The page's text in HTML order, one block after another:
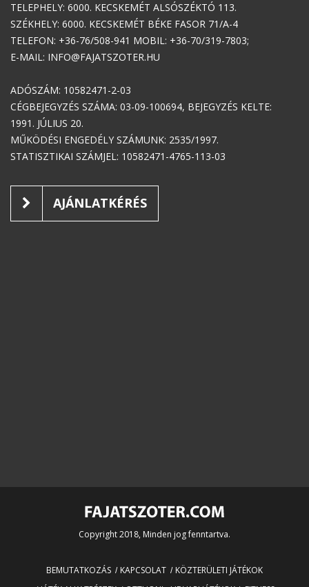
TELEPHELY: 6000. KECSKEMÉT ALSÓSZÉKTÓ 113.
SZÉKHELY: 6000. KECSKEMÉT BÉKE FASOR 71/A-4
TELEFON: +36-76/508-941 MOBIL: +36-70/319-7803;
E-MAIL: INFO@FAJATSZOTER.HU
ADÓSZÁM: 10582471-2-03
CÉGBEJEGYZÉS SZÁMA: 03-09-100694, BEJEGYZÉS KELTE:
1991. JÚLIUS 20.
MŰKÖDÉSI ENGEDÉLY SZÁMUNK: 2535/1997.
STATISZTIKAI SZÁMJEL: 10582471-4765-113-03
AJÁNLATKÉRÉS
Copyright 2018, Minden jog fenntartva.
BEMUTATKOZÁS KAPCSOLAT
KÖZTERÜLETI JÁTÉKOK